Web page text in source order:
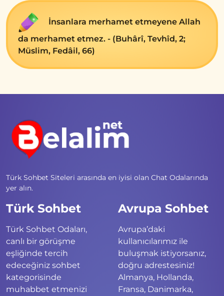
İnsanlara merhamet etmeyene Allah
da merhamet etmez. - (Buhârî, Tevhîd, 2;
Müslim, Fedâil, 66)
Türk Sohbet Siteleri arasında en iyisi olan Chat Odalarında
yer alın.
Türk Sohbet
Türk Sohbet Odaları,
canlı bir görüşme
eşliğinde tercih
edeceğiniz sohbet
kategorisinde
muhabbet etmenizi
Avrupa Sohbet
Avrupa’daki
kullanıcılarımız ile
buluşmak istiyorsanız,
doğru adrestesiniz!
Almanya, Hollanda,
Fransa, Danimarka,